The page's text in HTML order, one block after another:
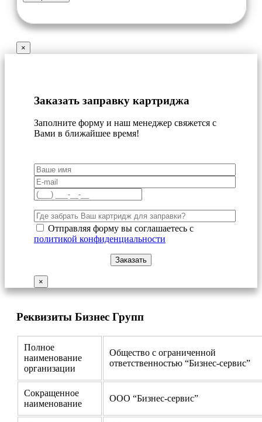
×
Заказать заправку картриджа
Заполните форму и наш менеджер свяжется с
Вами в ближайшее время!
Отправляя форму вы соглашаетесь с
политикой конфиденциальности
×
Реквизиты Бизнес Групп
Полное
наименование
организации
Общество с ограниченной
ответственностью “Бизнес-сервис”
Сокращенное
наименование
ООО “Бизнес-сервис”